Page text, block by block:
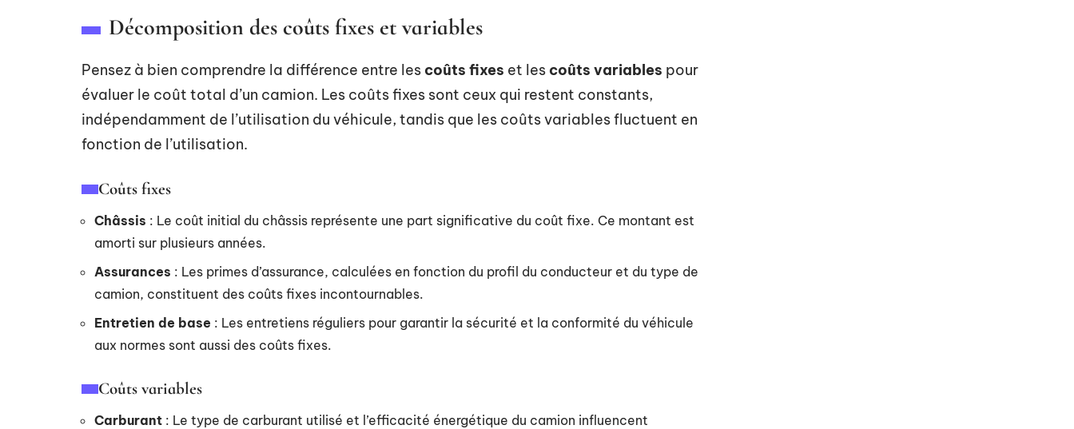
Décomposition des coûts fixes et variables
Pensez à bien comprendre la différence entre les coûts fixes et les coûts variables pour
évaluer le coût total d’un camion. Les coûts fixes sont ceux qui restent constants,
indépendamment de l’utilisation du véhicule, tandis que les coûts variables fluctuent en
fonction de l’utilisation.
Coûts fixes
Châssis : Le coût initial du châssis représente une part significative du coût fixe. Ce montant est
amorti sur plusieurs années.
Assurances : Les primes d’assurance, calculées en fonction du profil du conducteur et du type de
camion, constituent des coûts fixes incontournables.
Entretien de base : Les entretiens réguliers pour garantir la sécurité et la conformité du véhicule
aux normes sont aussi des coûts fixes.
Coûts variables
Carburant : Le type de carburant utilisé et l’efficacité énergétique du camion influencent